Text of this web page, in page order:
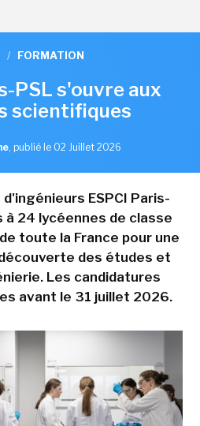
/ FORMATION
PSL s'ouvre aux
scientifiques
, publié le 02 Juillet 2026
ESPCI Paris-
à 24 lycéennes de classe
toute la France pour une
des études et
Les candidatures
avant le 31 juillet 2026.